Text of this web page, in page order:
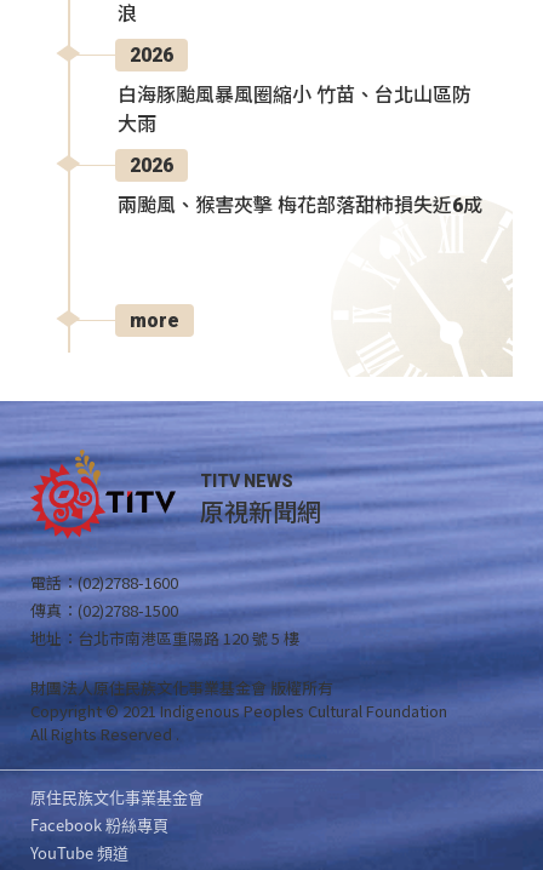
浪
2026
白海豚颱風暴風圈縮小 竹苗、台北山區防
大雨
2026
兩颱風、猴害夾擊 梅花部落甜柿損失近6成
more
TITV NEWS
原視新聞網
電話：(02)2788-1600
傳真：(02)2788-1500
地址：台北市南港區重陽路 120 號 5 樓
財團法人原住民族文化事業基金會 版權所有
Copyright © 2021 Indigenous Peoples Cultural Foundation
All Rights Reserved .
原住民族文化事業基金會
Facebook 粉絲專頁
YouTube 頻道